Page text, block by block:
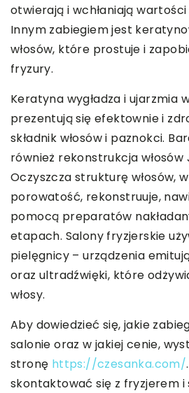
otwierają i wchłaniają
Innym zabiegiem jest
włosów, które prostuje i
fryzury.
Keratyna wygładza i ujarzmia
prezentują się efektownie i
składnik włosów i paznokci.
również rekonstrukcja włosów
Oczyszcza strukturę włosów,
porowatość, rekonstruuje,
pomocą preparatów
etapach. Salony fryzjerskie
pielęgnicy – urządzenia
oraz ultradźwięki, które
włosy.
Aby dowiedzieć się, jakie
salonie oraz w jakiej cenie,
stronę https://czesanka.com/
skontaktować się z fryzjerem i